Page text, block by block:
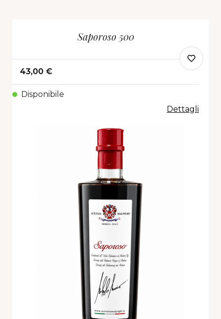
Saporoso 500
43,00 €
Disponibile
Dettagli